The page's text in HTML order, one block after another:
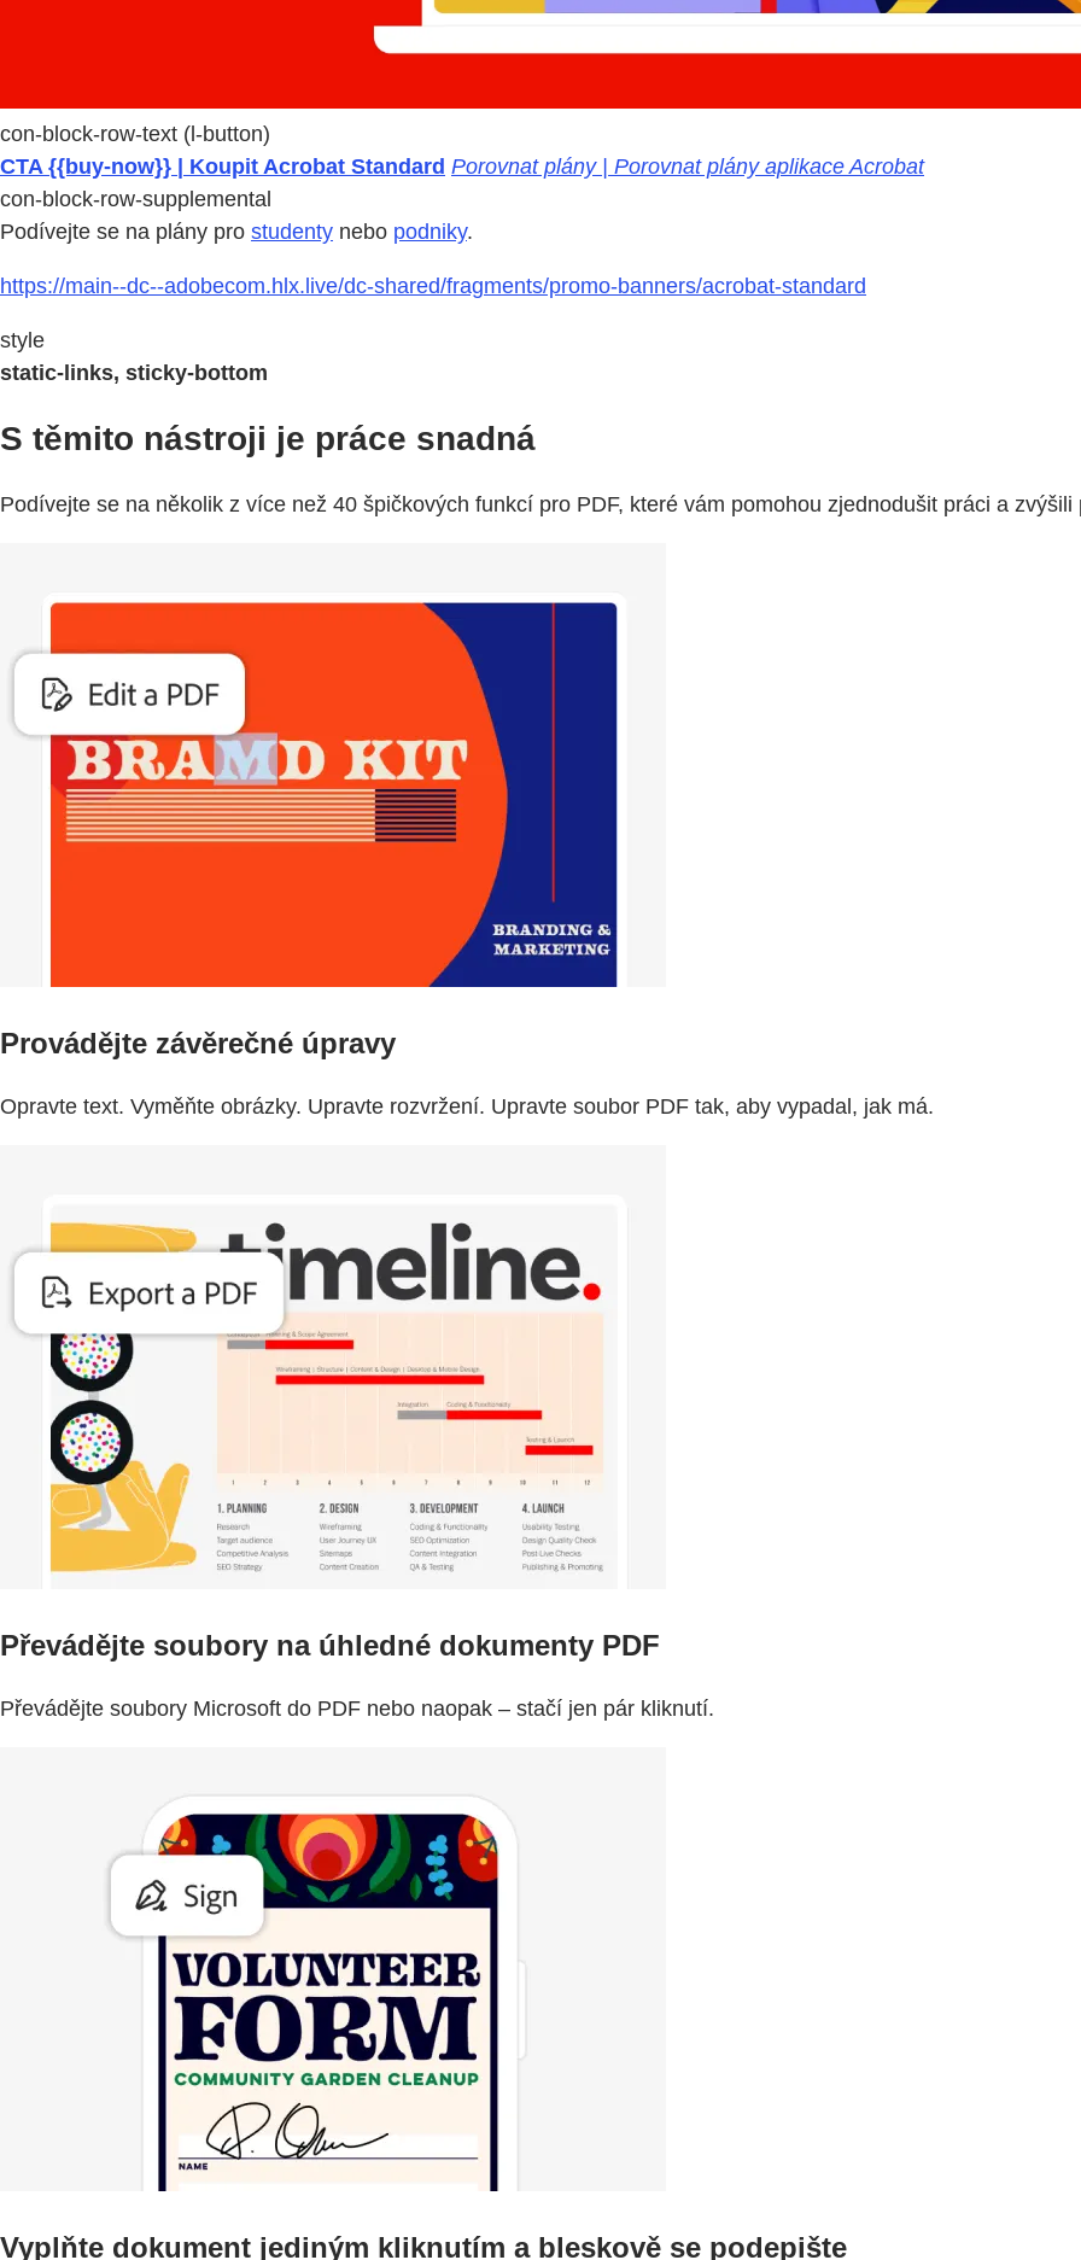
con-block-row-text (l-button)
CTA {{buy-now}} | Koupit Acrobat Standard Porovnat plány | Porovnat plány aplikace Acrobat
con-block-row-supplemental
Podívejte se na plány pro studenty nebo podniky.
https://main--dc--adobecom.hlx.live/dc-shared/fragments/promo-banners/acrobat-standard
style
static-links, sticky-bottom
S těmito nástroji je práce snadná
Podívejte se na několik z více než 40 špičkových funkcí pro PDF, které vám pomohou zjednodušit práci a zvýšili
Provádějte závěrečné úpravy
Opravte text. Vyměňte obrázky. Upravte rozvržení. Upravte soubor PDF tak, aby vypadal, jak má.
Převádějte soubory na úhledné dokumenty PDF
Převádějte soubory Microsoft do PDF nebo naopak – stačí jen pár kliknutí.
Vyplňte dokument jediným kliknutím a bleskově se podepište